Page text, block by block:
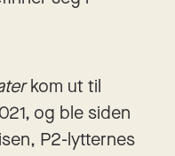
kom ut til
og ble siden
P2-lytternes